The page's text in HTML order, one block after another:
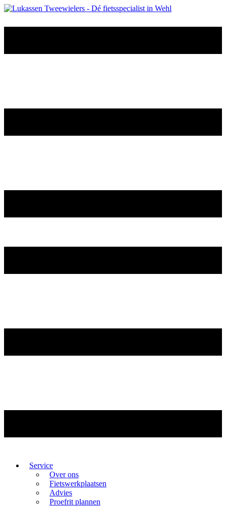
Service
Over ons
Fietswerkplaatsen
Advies
Proefrit plannen